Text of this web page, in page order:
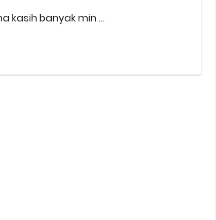
kasih banyak min ...